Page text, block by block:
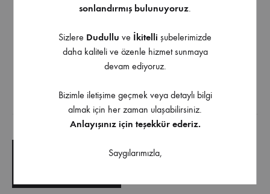
Diğer Ölçü ve Renk Seçenekleri İçin Bizimle İletişime
Antik Gümüş , Albrifin , Olifka , Saten , Mat Siyah ,
İndirilebilir İçerik
sonlandırmış bulunuyoruz
Sizlere Dudullu ve İkitelli şubelerimizde
daha kaliteli ve özenle hizmet sunmaya
devam ediyoruz.
Bizimle iletişime geçmek veya detaylı bilgi
almak için her zaman ulaşabilirsiniz.
Anlayışınız için teşekkür ederiz.
Saygılarımızla,